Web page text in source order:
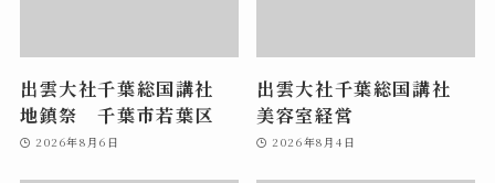
出雲大社千葉総国講社
地鎮祭 千葉市若葉区
2026年8月6日
出雲大社千葉総国講社
美容室経営
2026年8月4日